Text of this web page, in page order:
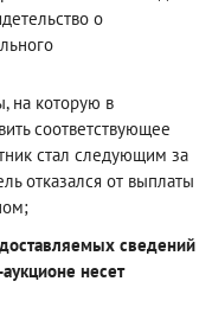
о
на которую в
соответствующее
стал следующим за
отказался от выплаты
сведений
несет